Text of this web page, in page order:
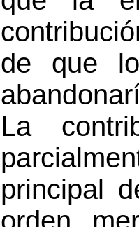
de que
La
principal
orden